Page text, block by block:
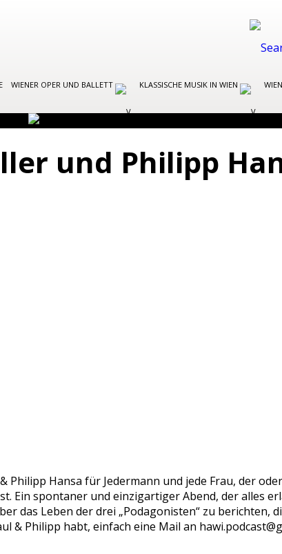
WIENER OPER UND BALLETT KLASSISCHE MUSIK IN WIEN
und Philipp
Philipp Hansa für Jedermann und jede Frau, der
Ein spontaner und einzigartiger Abend, der alles
das Leben der drei „Podagonisten“ zu berichten,
& Philipp habt, einfach eine Mail an